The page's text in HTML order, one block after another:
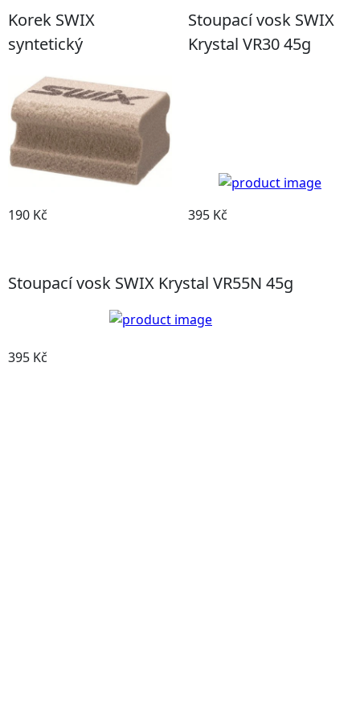
Korek SWIX
syntetický
190 Kč
Stoupací vosk SWIX
Krystal VR30 45g
395 Kč
Stoupací vosk SWIX Krystal VR55N 45g
395 Kč